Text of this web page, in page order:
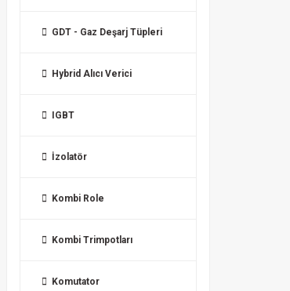
GDT - Gaz Deşarj Tüpleri
Hybrid Alıcı Verici
IGBT
İzolatör
Kombi Role
Kombi Trimpotları
Komutator